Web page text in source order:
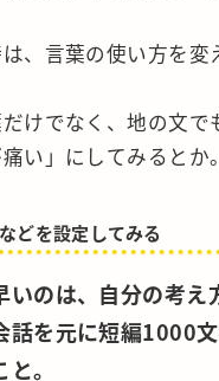
、言葉の使い方を変
けでなく、地の文で
い」にしてみるとか。
どを設定してみる
いのは、自分の考え
話を元に短編1000
。